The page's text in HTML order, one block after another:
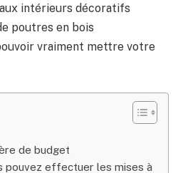
intérieurs décoratifs
poutres en bois
vraiment mettre votre
de budget
pouvez effectuer les mises à